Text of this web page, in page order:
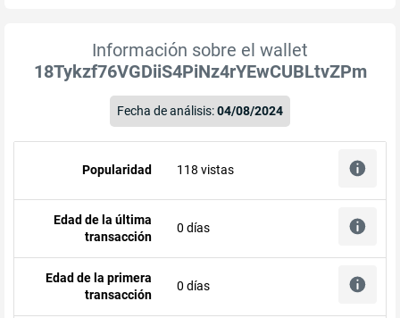
Información sobre el wallet
18Tykzf76VGDiiS4PiNz4rYEwCUBLtvZPm
Fecha de análisis:04/08/2024
Popularidad 118 vistas
Edad de la última
transacción
0 días
Edad de la primera
transacción
0 días